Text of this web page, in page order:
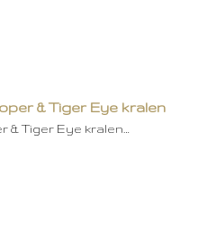
& Tiger Eye kralen
Tiger Eye kralen…